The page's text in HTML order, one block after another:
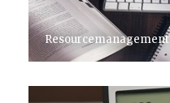
Resourcemanagement